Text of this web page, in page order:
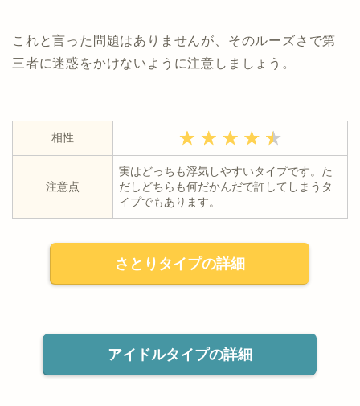
これと言った問題はありませんが、そのルーズさで第
三者に迷惑をかけないように注意しましょう。
相性
注意点
実はどっちも浮気しやすいタイプです。た
だしどちらも何だかんだで許してしまうタ
イプでもあります。
さとりタイプの詳細
アイドルタイプの詳細